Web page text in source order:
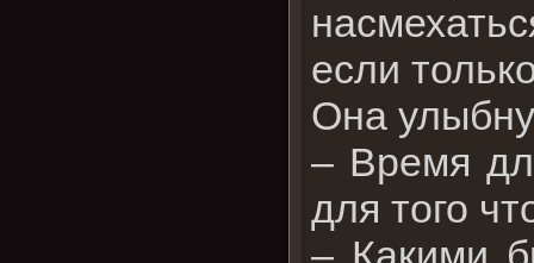
если
Она
– Время
для того